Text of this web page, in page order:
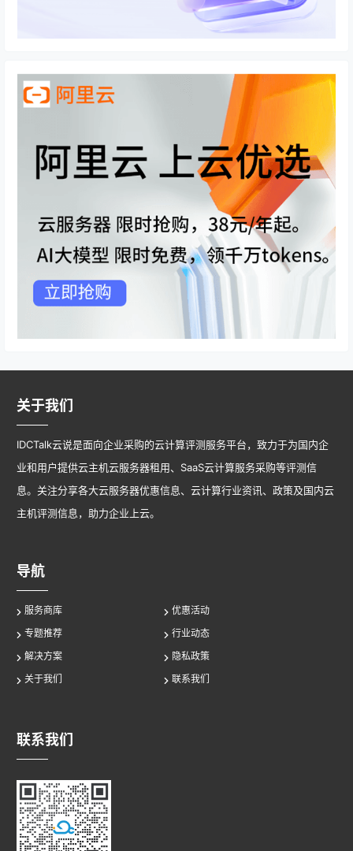
关于我们
IDCTalk云说是面向企业采购的云计算评测服务平台，致力于为国内企
业和用户提供云主机云服务器租用、SaaS云计算服务采购等评测信
息。关注分享各大云服务器优惠信息、云计算行业资讯、政策及国内云
主机评测信息，助力企业上云。
导航
服务商库
优惠活动
专题推荐
行业动态
解决方案
隐私政策
关于我们
联系我们
联系我们